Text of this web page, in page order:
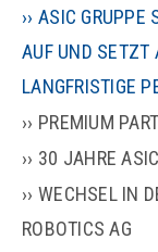
ASIC GRUPPE
AUF UND SETZT
LANGFRISTIGE
PREMIUM
30 JAHRE
WECHSEL IN
ROBOTICS AG